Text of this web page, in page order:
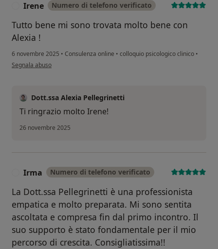
Irene Numero di telefono verificato
Tutto bene mi sono trovata molto bene con
Alexia !
6 novembre 2025 • Consulenza online • colloquio psicologico clinico •
secondo l'opinione dell'utente Irene
Segnala abuso
Dott.ssa Alexia Pellegrinetti
Ti ringrazio molto Irene!
26 novembre 2025
Irma Numero di telefono verificato
La Dott.ssa Pellegrinetti è una professionista
empatica e molto preparata. Mi sono sentita
ascoltata e compresa fin dal primo incontro. Il
suo supporto è stato fondamentale per il mio
percorso di crescita. Consigliatissima!!